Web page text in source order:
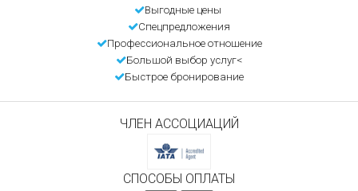
Выгодные цены
Спецпредложения
Профессиональное отношение
Большой выбор услуг<
Быстрое бронирование
ЧЛЕН АССОЦИАЦИЙ
СПОСОБЫ ОПЛАТЫ